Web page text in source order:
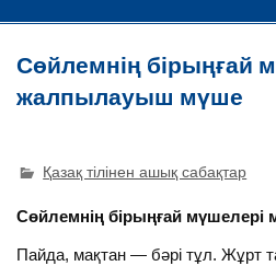
Сөйлемнің бірыңғай
жалпылауыш мүше
Қазақ тілінен ашық сабақтар
Сөйлемнің бірыңғай
Пайда, мақтан — бәрі тұл. Жұрт